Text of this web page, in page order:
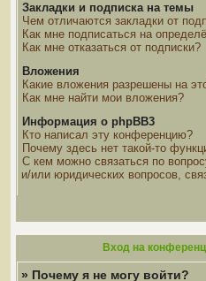
Закладки и подписка на темы
Чем отличаются закладки от
Как мне подписаться на
Как мне отказаться от подписки?
Вложения
Какие вложения разрешены на
Как мне найти мои вложения?
Информация о phpBB3
Кто написал эту конференцию?
Почему здесь нет такой-то
С кем можно связаться по
и/или юридических вопросов,
Вход на
» Почему я не могу войти?